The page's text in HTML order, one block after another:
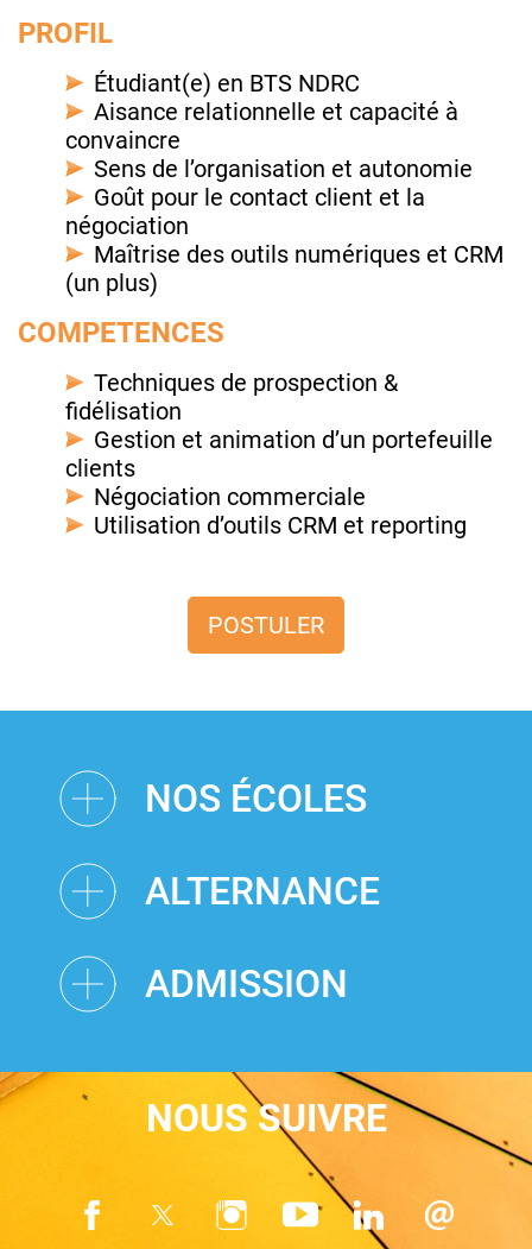
PROFIL
Étudiant(e) en BTS NDRC
Aisance relationnelle et capacité à
convaincre
Sens de l’organisation et autonomie
Goût pour le contact client et la
négociation
Maîtrise des outils numériques et CRM
(un plus)
COMPETENCES
Techniques de prospection &
fidélisation
Gestion et animation d’un portefeuille
clients
Négociation commerciale
Utilisation d’outils CRM et reporting
POSTULER
NOS ÉCOLES
ALTERNANCE
ADMISSION
NOUS SUIVRE